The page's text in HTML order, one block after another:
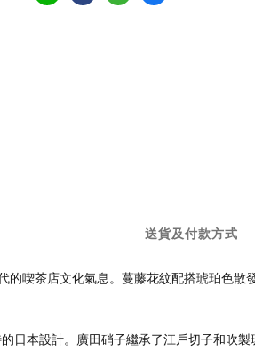
送貨及付款方式
喫茶店文化氣息。蔓藤花紋配搭琥珀色散
本設計。廣田硝子繼承了江戶切子和吹製